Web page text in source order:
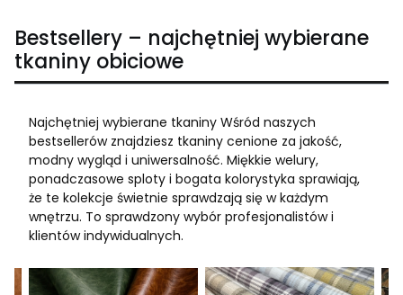
Bestsellery – najchętniej wybierane
tkaniny obiciowe
Najchętniej wybierane tkaniny Wśród naszych
bestsellerów znajdziesz tkaniny cenione za jakość,
modny wygląd i uniwersalność. Miękkie welury,
ponadczasowe sploty i bogata kolorystyka sprawiają,
że te kolekcje świetnie sprawdzają się w każdym
wnętrzu. To sprawdzony wybór profesjonalistów i
klientów indywidualnych.